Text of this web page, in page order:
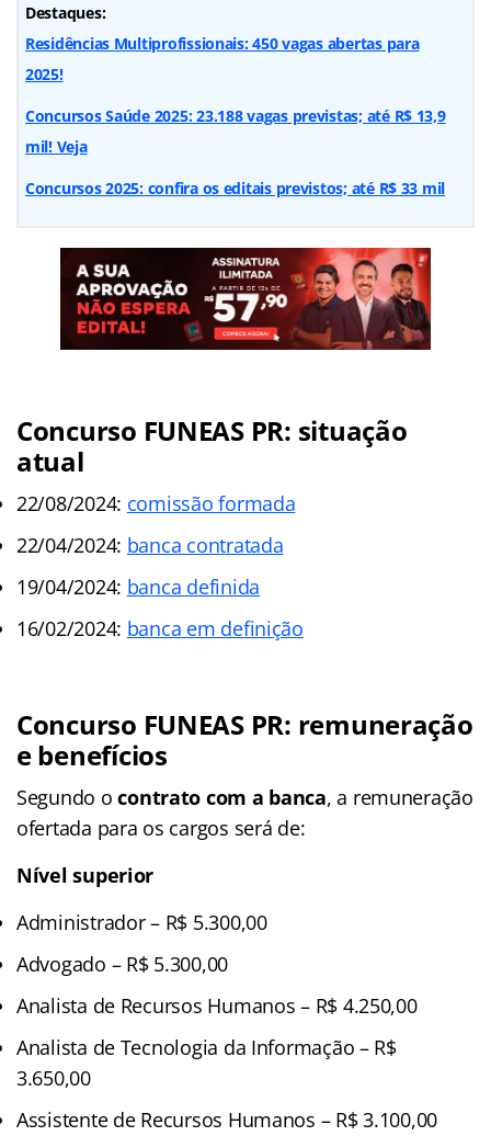
Destaques:
Residências Multiprofissionais: 450 vagas abertas para
2025!
Concursos Saúde 2025: 23.188 vagas previstas; até R$ 13,9
mil! Veja
Concursos 2025: confira os editais previstos; até R$ 33 mil
Concurso FUNEAS PR: situação
atual
22/08/2024: comissão formada
22/04/2024: banca contratada
19/04/2024: banca definida
16/02/2024: banca em definição
Concurso FUNEAS PR: remuneração
e benefícios
Segundo ocontrato com a banca, a remuneração
ofertada para os cargos será de:
Nível superior
Administrador – R$ 5.300,00
Advogado – R$ 5.300,00
Analista de Recursos Humanos – R$ 4.250,00
Analista de Tecnologia da Informação – R$
3.650,00
Assistente de Recursos Humanos – R$ 3.100,00